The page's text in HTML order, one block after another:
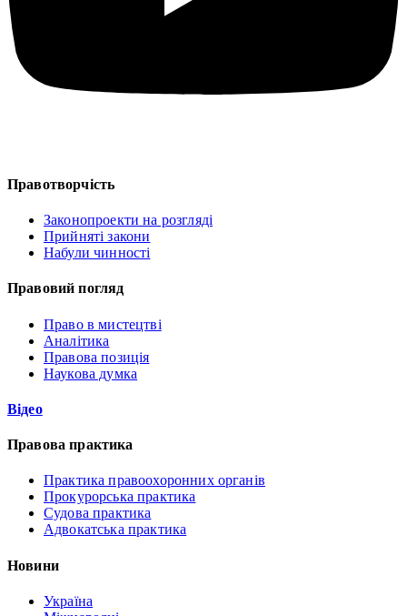
Правотворчість
Законопроекти на розгляді
Прийняті закони
Набули чинності
Правовий погляд
Право в мистецтві
Аналітика
Правова позиція
Наукова думка
Відео
Правова практика
Практика правоохоронних органів
Прокурорська практика
Судова практика
Адвокатська практика
Новини
Україна